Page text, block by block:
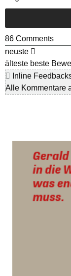
86 Comments
neuste
älteste beste
Inline
Alle Kommentare